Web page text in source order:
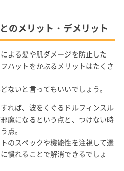
のメリット・デメリット
よる髪や肌ダメージを防止した
ハットをかぶるメリットはたくさ
ないと言ってもいいでしょう。
れば、波をくぐるドルフィンスル
魔になるという点と、つけない時
点。
のスペックや機能性を注視して選
慣れることで解消できるでしょ